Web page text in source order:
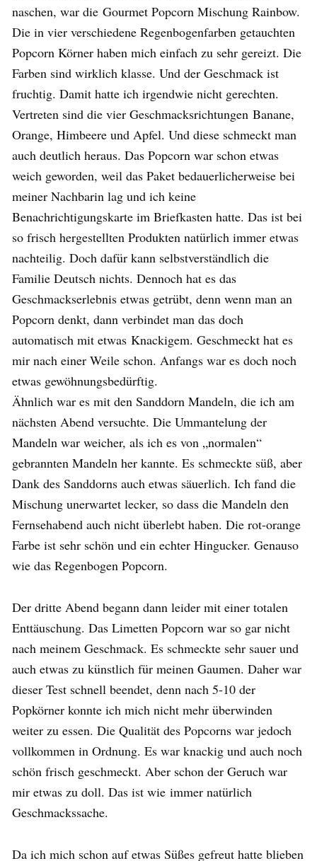
naschen, war die Gourmet Popcorn Mischung Rainbow.
Die in vier verschiedene Regenbogenfarben getauchten
Popcorn Körner haben mich einfach zu sehr gereizt. Die
Farben sind wirklich klasse. Und der Geschmack ist
fruchtig. Damit hatte ich irgendwie nicht gerechten.
Vertreten sind die vier Geschmacksrichtungen Banane,
Orange, Himbeere und Apfel. Und diese schmeckt man
auch deutlich heraus. Das Popcorn war schon etwas
weich geworden, weil das Paket bedauerlicherweise bei
meiner Nachbarin lag und ich keine
Benachrichtigungskarte im Briefkasten hatte. Das ist bei
so frisch hergestellten Produkten natürlich immer etwas
nachteilig. Doch dafür kann selbstverständlich die
Familie Deutsch nichts. Dennoch hat es das
Geschmackserlebnis etwas getrübt, denn wenn man an
Popcorn denkt, dann verbindet man das doch
automatisch mit etwas Knackigem. Geschmeckt hat es
mir nach einer Weile schon. Anfangs war es doch noch
etwas gewöhnungsbedürftig.
Ähnlich war es mit den Sanddorn Mandeln, die ich am
nächsten Abend versuchte. Die Ummantelung der
Mandeln war weicher, als ich es von „normalen“
gebrannten Mandeln her kannte. Es schmeckte süß, aber
Dank des Sanddorns auch etwas säuerlich. Ich fand die
Mischung unerwartet lecker, so dass die Mandeln den
Fernsehabend auch nicht überlebt haben. Die rot-orange
Farbe ist sehr schön und ein echter Hingucker. Genauso
wie das Regenbogen Popcorn.
Der dritte Abend begann dann leider mit einer totalen
Enttäuschung. Das Limetten Popcorn war so gar nicht
nach meinem Geschmack. Es schmeckte sehr sauer und
auch etwas zu künstlich für meinen Gaumen. Daher war
dieser Test schnell beendet, denn nach 5-10 der
Popkörner konnte ich mich nicht mehr überwinden
weiter zu essen. Die Qualität des Popcorns war jedoch
vollkommen in Ordnung. Es war knackig und auch noch
schön frisch geschmeckt. Aber schon der Geruch war
mir etwas zu doll. Das ist wie immer natürlich
Geschmackssache.
Da ich mich schon auf etwas Süßes gefreut hatte blieben